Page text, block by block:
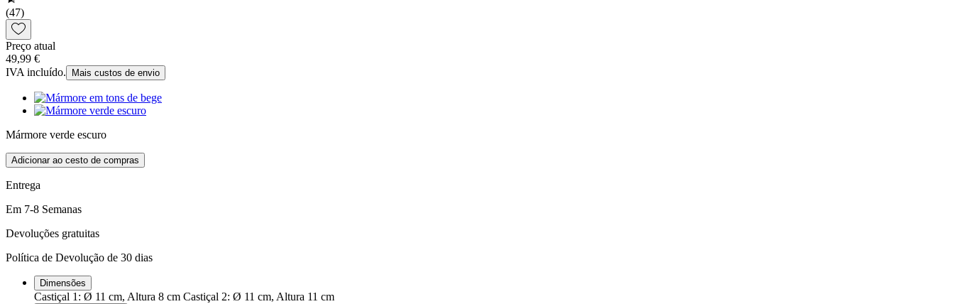
(47)
Preço atual
49,99 €
IVA incluído.
Mais custos de envio
Mármore verde escuro
Adicionar ao cesto de compras
Entrega
Em 7-8 Semanas
Devoluções gratuitas
Política de Devolução de 30 dias
Dimensões
Castiçal 1: Ø 11 cm, Altura 8 cm Castiçal 2: Ø 11 cm, Altura 11 cm